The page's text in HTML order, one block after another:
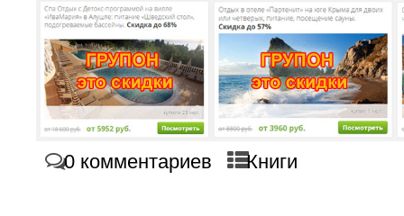
0 комментариев Книги